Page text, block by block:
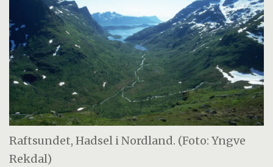
Raftsundet, Hadsel i Nordland. (Foto: Yngve
Rekdal)